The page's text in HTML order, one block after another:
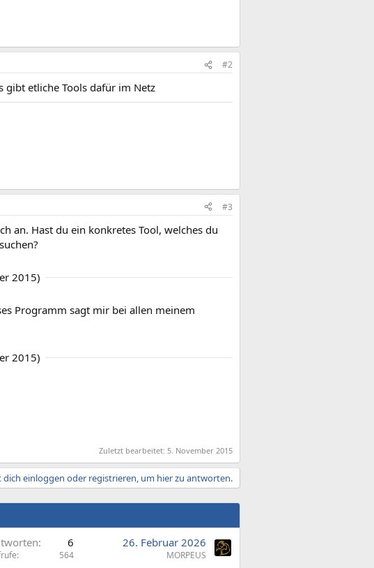
#2
gibt etliche Tools dafür im Netz
#3
an. Hast du ein konkretes Tool, welches du
2015)
Programm sagt mir bei allen meinem
2015)
Zuletzt bearbeitet: 5. November 2015
dich einloggen oder registrieren, um hier zu antworten.
6
564
26. Februar 2026
MORPEUS